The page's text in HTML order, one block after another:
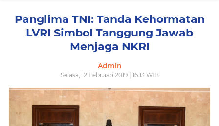
Panglima TNI: Tanda Kehormatan
LVRI Simbol Tanggung Jawab
Menjaga NKRI
Admin
Selasa, 12 Februari 2019 | 16.13 WIB